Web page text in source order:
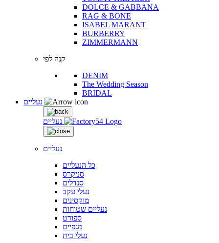
DOLCE & GABBANA
RAG & BONE
ISABEL MARANT
BURBERRY
ZIMMERMANN
קנה לפי
DENIM
The Wedding Season
BRIDAL
נעליים
נעליים
כל הנעליים
סניקרס
סנדלים
נעלי עקב
מוקסינים
נעליים שטוחות
ספורט
מגפיים
נעלי בית